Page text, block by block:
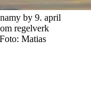
by 9. april
regelverk
Matias